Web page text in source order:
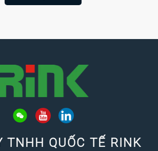
TNHH QUỐC TẾ RINK